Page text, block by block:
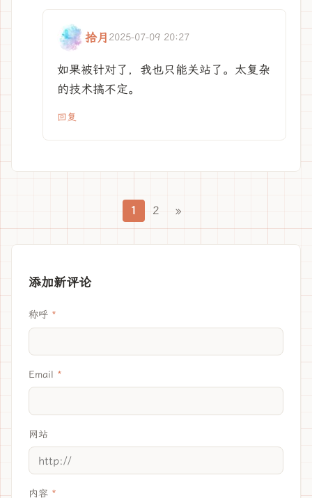
拾月 2025-07-09 20:27
如果被针对了，我也只能关站了。太复杂
的技术搞不定。
回复
1 2 »
添加新评论
称呼
Email
网站
内容